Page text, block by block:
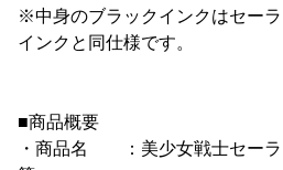
※中身のブラックインクはセー
インクと同仕様です。
■商品概要
・商品名 ：美少女戦士セー